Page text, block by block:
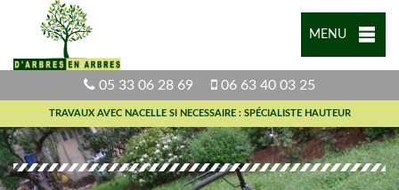
MENU
05 33 06 28 69 06 63 40 03 25
TRAVAUX AVEC NACELLE SI NECESSAIRE : SPÉCIALISTE HAUTEUR